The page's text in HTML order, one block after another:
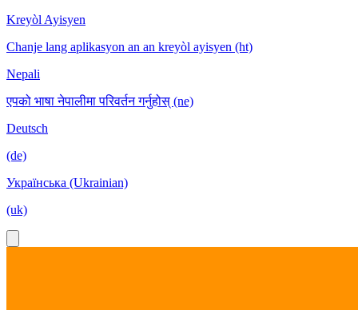
Kreyòl Ayisyen
Chanje lang aplikasyon an an kreyòl ayisyen (ht)
Nepali
एपको भाषा नेपालीमा परिवर्तन गर्नुहोस् (ne)
Deutsch
(de)
Українська (Ukrainian)
(uk)